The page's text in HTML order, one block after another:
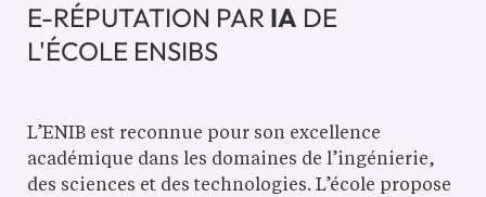
E-RÉPUTATION PAR IA DE
L'ÉCOLE ENSIBS
L’ENIB est reconnue pour son excellence
académique dans les domaines de l’ingénierie,
des sciences et des technologies. L’école propose